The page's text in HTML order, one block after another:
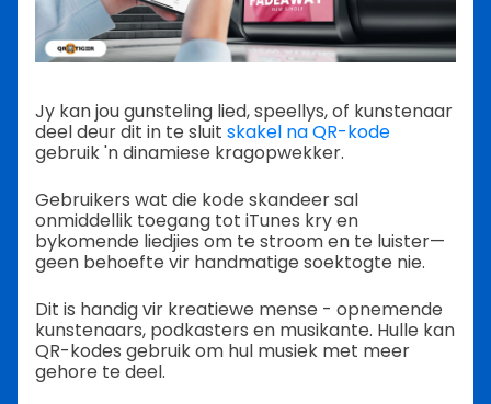
Jy kan jou gunsteling lied, speellys, of kunstenaar
deel deur dit in te sluit skakel na QR-kode
gebruik 'n dinamiese kragopwekker.
Gebruikers wat die kode skandeer sal
onmiddellik toegang tot iTunes kry en
bykomende liedjies om te stroom en te luister—
geen behoefte vir handmatige soektogte nie.
Dit is handig vir kreatiewe mense - opnemende
kunstenaars, podkasters en musikante. Hulle kan
QR-kodes gebruik om hul musiek met meer
gehore te deel.